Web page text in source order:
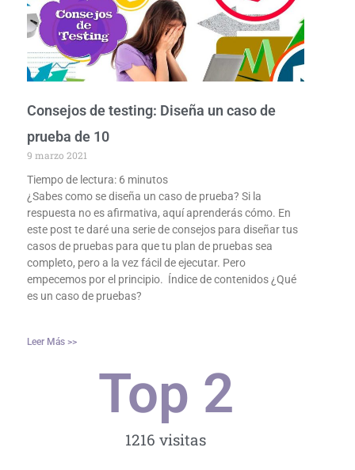
Consejos de testing: Diseña un caso de
prueba de 10
9 marzo 2021
Tiempo de lectura: 6 minutos
¿Sabes como se diseña un caso de prueba? Si la
respuesta no es afirmativa, aquí aprenderás cómo. En
este post te daré una serie de consejos para diseñar tus
casos de pruebas para que tu plan de pruebas sea
completo, pero a la vez fácil de ejecutar. Pero
empecemos por el principio. Índice de contenidos ¿Qué
es un caso de pruebas?
Leer Más >>
1216 visitas
Top 2